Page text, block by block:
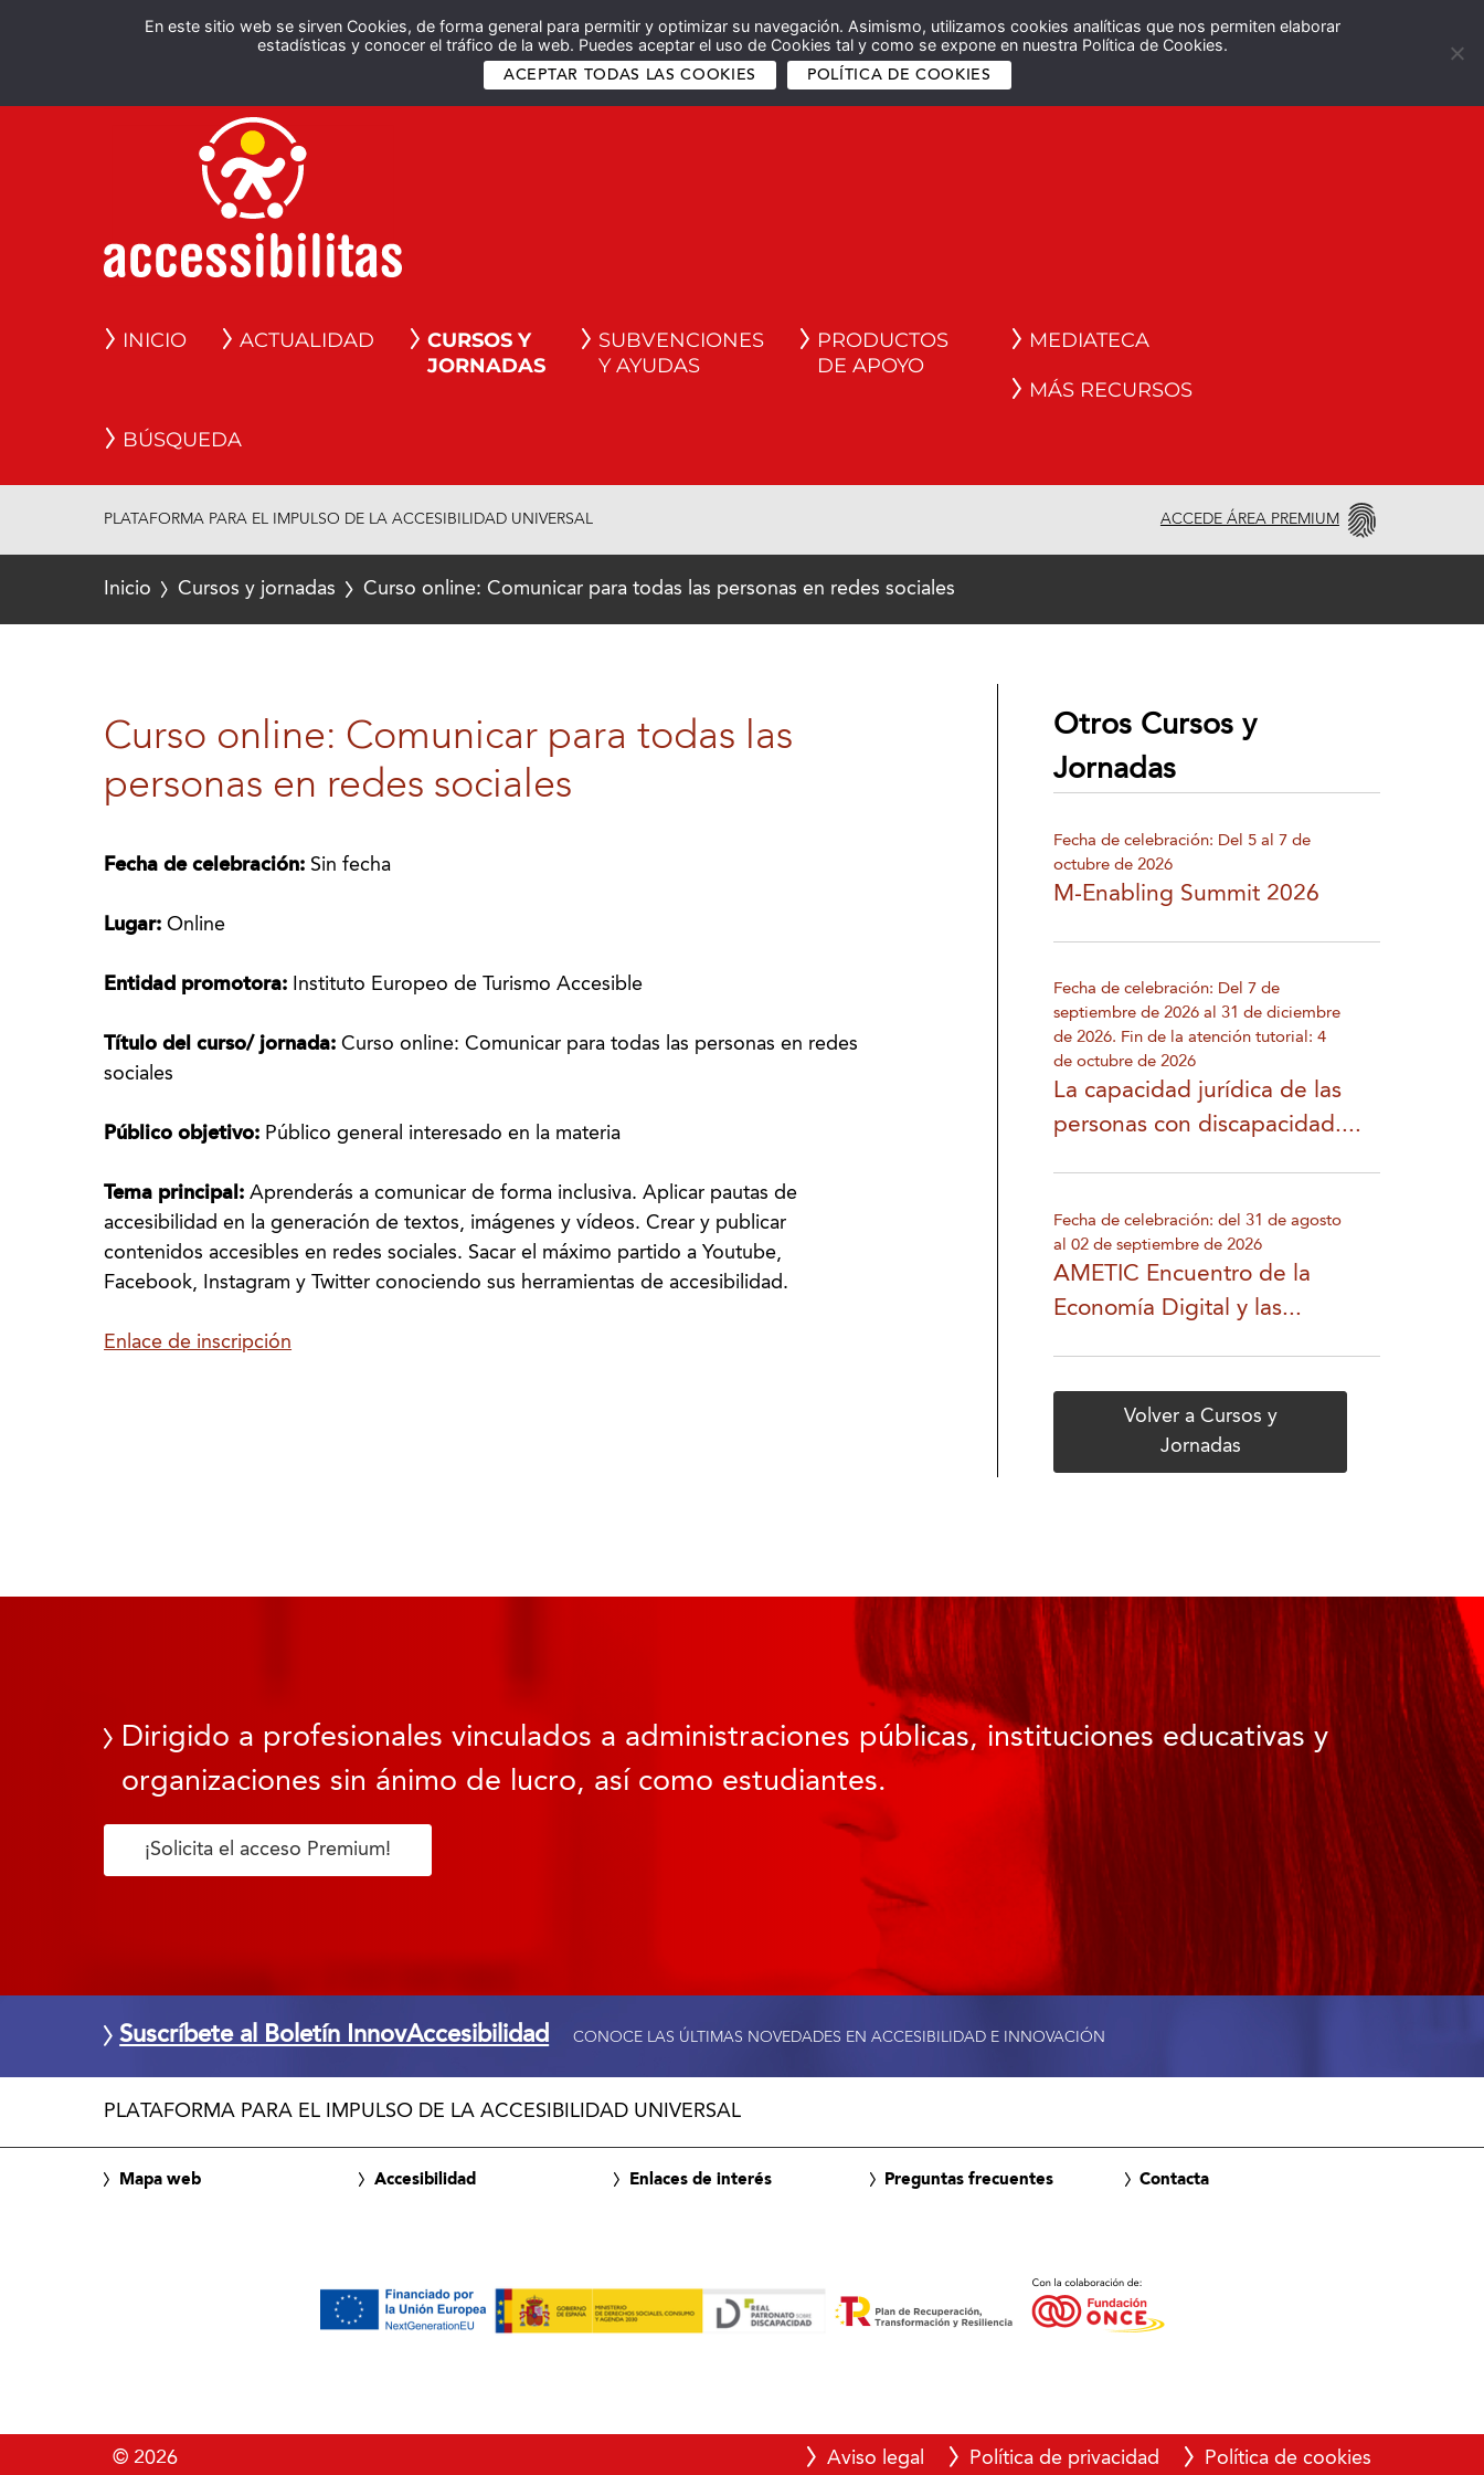
En este sitio web se sirven Cookies, de forma general para permitir y optimizar su navegación. Asimismo, utilizamos cookies analíticas que nos permiten elaborar
estadísticas y conocer el tráfico de la web. Puedes aceptar el uso de Cookies tal y como se expone en nuestra Política de Cookies.
ACEPTAR TODAS LAS COOKIES POLÍTICA DE COOKIES
Español English
INICIO ACTUALIDAD
CURSOS Y
JORNADAS
SUBVENCIONES
Y AYUDAS
PRODUCTOS
DE APOYO
MEDIATECA
MÁS RECURSOS
BÚSQUEDA
PLATAFORMA PARA EL IMPULSO DE LA ACCESIBILIDAD UNIVERSAL ACCEDE ÁREA PREMIUM
Inicio Cursos y jornadas Curso online: Comunicar para todas las personas en redes sociales
Curso online: Comunicar para todas las
personas en redes sociales
Fecha de celebración: Sin fecha
Lugar:Online
Entidad promotora: Instituto Europeo de Turismo Accesible
Título del curso/ jornada:Curso online: Comunicar para todas las personas en redes
sociales
Público objetivo: Público general interesado en la materia
Tema principal:Aprenderás a comunicar de forma inclusiva. Aplicar pautas de
accesibilidad en la generación de textos, imágenes y vídeos. Crear y publicar
contenidos accesibles en redes sociales. Sacar el máximo partido a Youtube,
Facebook, Instagram y Twitter conociendo sus herramientas de accesibilidad.
Enlace de inscripción
Otros Cursos y
Jornadas
Fecha de celebración: Del 5 al 7 de
octubre de 2026
M-Enabling Summit 2026
Fecha de celebración: Del 7 de
septiembre de 2026 al 31 de diciembre
de 2026. Fin de la atención tutorial: 4
de octubre de 2026
La capacidad jurídica de las
personas con discapacidad....
Fecha de celebración: del 31 de agosto
al 02 de septiembre de 2026
AMETIC Encuentro de la
Economía Digital y las...
Volver a Cursos y
Jornadas
Dirigido a profesionales vinculados a administraciones públicas, instituciones educativas y
organizaciones sin ánimo de lucro, así como estudiantes.
¡Solicita el acceso Premium!
Suscríbete al Boletín InnovAccesibilidad CONOCE LAS ÚLTIMAS NOVEDADES EN ACCESIBILIDAD E INNOVACIÓN
PLATAFORMA PARA EL IMPULSO DE LA ACCESIBILIDAD UNIVERSAL
Mapa web Accesibilidad Enlaces de interés Preguntas frecuentes Contacta
© 2026 Aviso legal Política de privacidad Política de cookies